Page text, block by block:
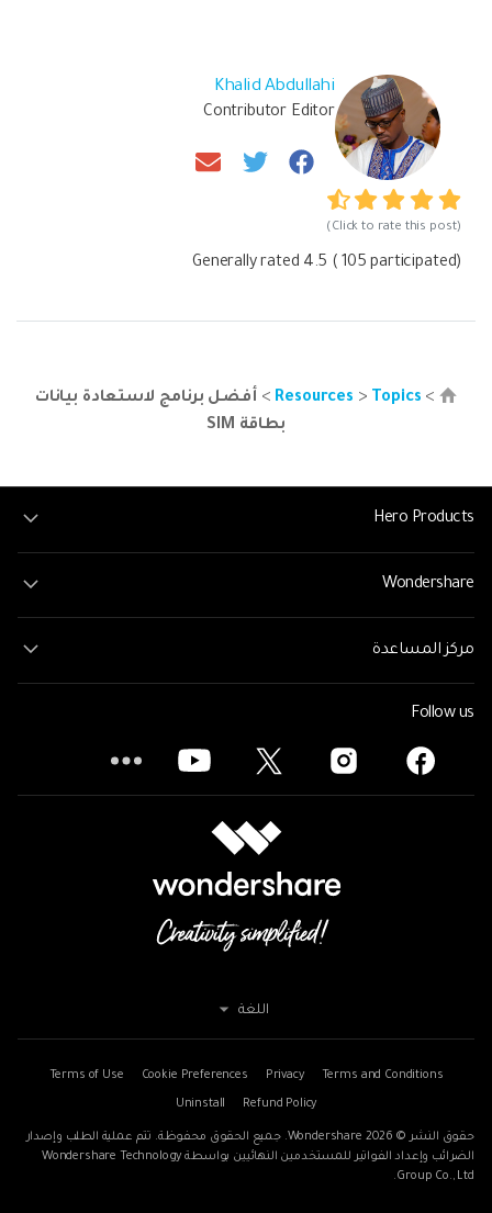
Khalid Abdullahi
Contributor Editor
(Click to rate this post)
Generally rated 4.5 ( 105 participated)
>
Resources > Topics
> أفضل برنامج لاستعادة بيانات
بطاقة SIM
Hero Products
Wondershare
مركز المساعدة
Follow us
Terms and Conditions
Privacy
Cookie Preferences
Terms of Use
Refund Policy
Uninstall
حقوق النشر © 2026
Wondershare. جميع الحقوق محفوظة. تتم عملية الطلب وإصدار
الضرائب وإعداد الفواتير للمستخدمين النهائيين بواسطة Wondershare Technology
Group Co., Ltd.
اللغة